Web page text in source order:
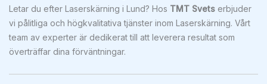
Letar du efter Laserskärning i Lund? Hos TMT Svets erbjuder
vi pålitliga och högkvalitativa tjänster inom Laserskärning. Vårt
team av experter är dedikerat till att leverera resultat som
överträffar dina förväntningar.